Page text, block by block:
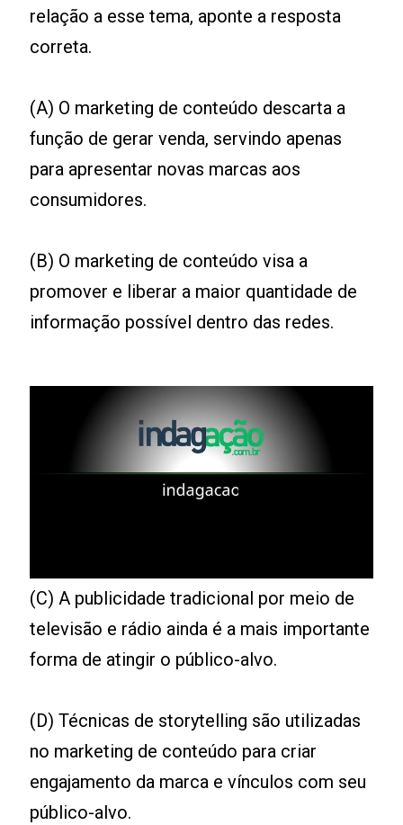
relação a esse tema, aponte a resposta
correta.
(A) O marketing de conteúdo descarta a
função de gerar venda, servindo apenas
para apresentar novas marcas aos
consumidores.
(B) O marketing de conteúdo visa a
promover e liberar a maior quantidade de
informação possível dentro das redes.
(C) A publicidade tradicional por meio de
televisão e rádio ainda é a mais importante
forma de atingir o público-alvo.
(D) Técnicas de storytelling são utilizadas
no marketing de conteúdo para criar
engajamento da marca e vínculos com seu
público-alvo.